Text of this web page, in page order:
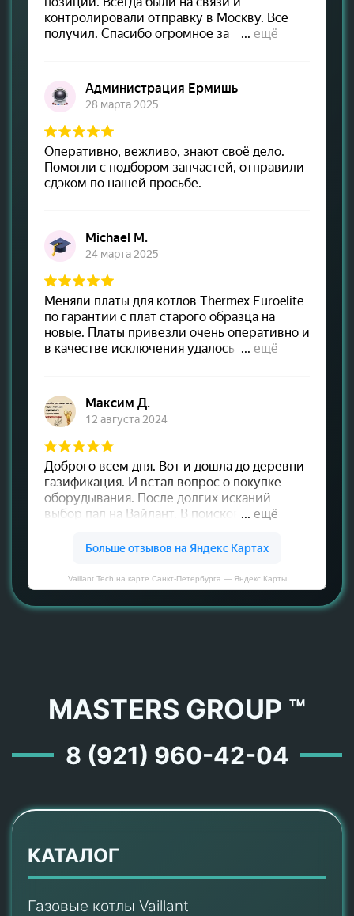
Vaillant Tech на карте Санкт‑Петербурга — Яндекс Карты
MASTERS GROUP ™
8 (921) 960-42-04
КАТАЛОГ
Газовые котлы Vaillant